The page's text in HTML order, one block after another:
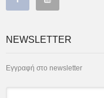
NEWSLETTER
Εγγραφή στο newsletter